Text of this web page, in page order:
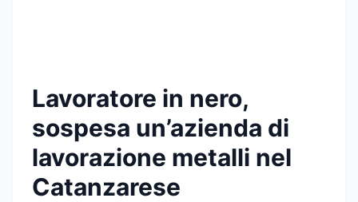
Lavoratore in nero,
sospesa un’azienda di
lavorazione metalli nel
Catanzarese